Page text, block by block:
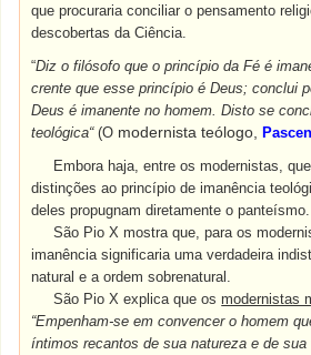
que procuraria conciliar o pensamento
descobertas da Ciência.
“Diz o filósofo que o princípio da Fé é
crente que esse princípio é Deus; conclui
Deus é imanente no homem. Disto se
teológica“(O modernista teólogo,
Embora haja, entre os modernistas,
distinções ao princípio de imanência
deles propugnam diretamente o
São Pio X mostra que, para os
imanência significaria uma verdadeira
natural e a ordem sobrenatural.
São Pio X explica que osmodernistas
“Empenham-se em convencer o homem
íntimos recantos de sua natureza e de